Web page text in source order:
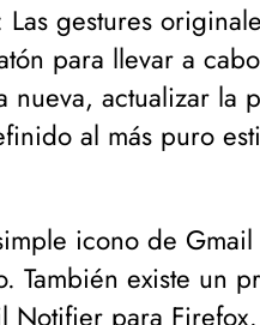
Las gestures
para llevar a
nueva, actualizar
al más puro
icono de
También existe
Notifier para Firefox.